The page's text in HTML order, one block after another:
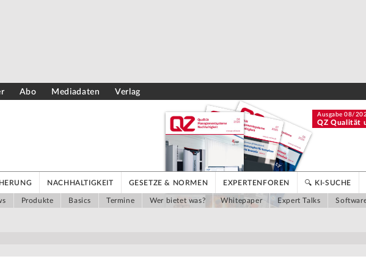
Abo Mediadaten Verlag
Ausgabe 08/
QZ Qualität
NACHHALTIGKEIT GESETZE & NORMEN EXPERTENFOREN 🔍 KI-SUCHE
Produkte Basics Termine Wer bietet was? Whitepaper Expert Talks